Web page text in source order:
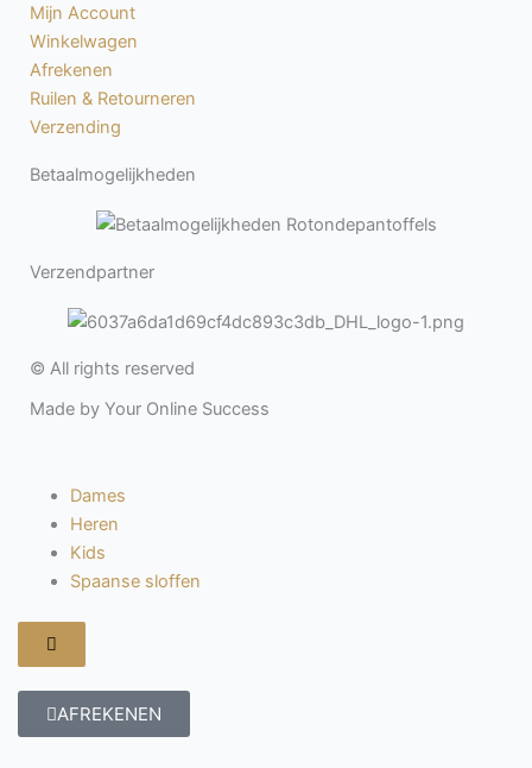
Mijn Account
Winkelwagen
Afrekenen
Ruilen & Retourneren
Verzending
Betaalmogelijkheden
Verzendpartner
© All rights reserved
Made by Your Online Success
Dames
Heren
Kids
Spaanse sloffen
Hamburger
toggle
AFREKENEN